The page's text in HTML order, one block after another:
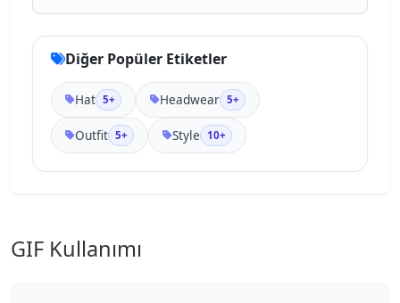
Diğer Popüler Etiketler
Hat 5+ Headwear 5+
Outfit 5+ Style 10+
GIF Kullanımı